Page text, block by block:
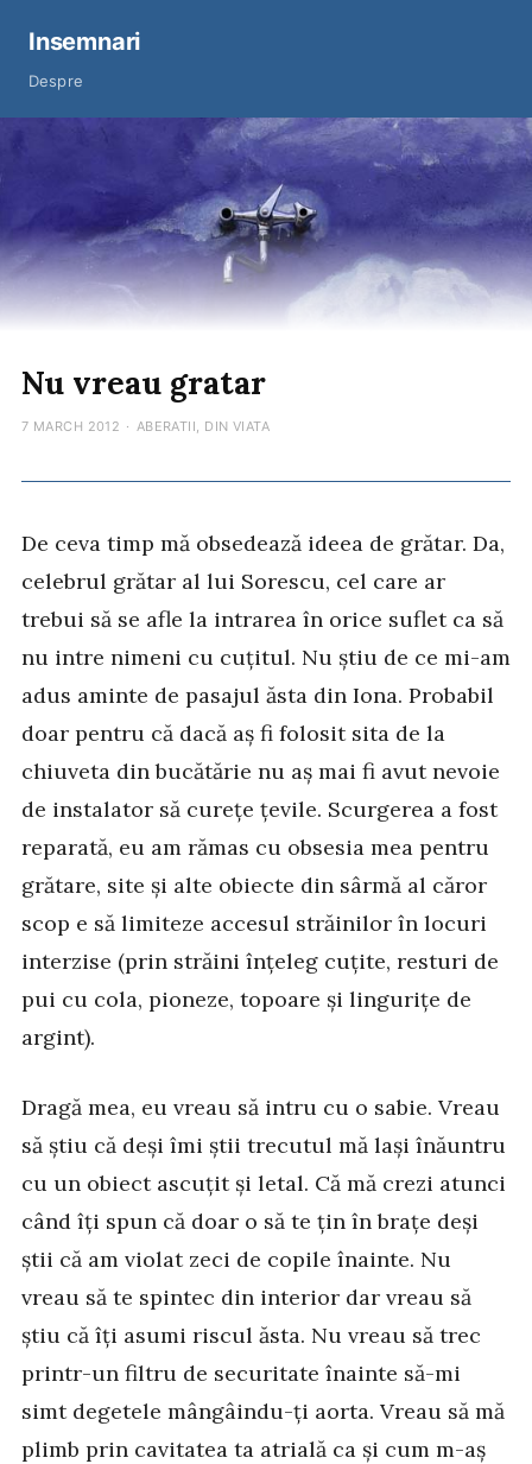
Insemnari
Despre
Nu vreau gratar
7 MARCH 2012 · ABERATII, DIN VIATA
De ceva timp mă obsedează ideea de grătar. Da,
celebrul grătar al lui Sorescu, cel care ar
trebui să se afle la intrarea în orice suflet ca să
nu intre nimeni cu cuțitul. Nu știu de ce mi-am
adus aminte de pasajul ăsta din Iona. Probabil
doar pentru că dacă aș fi folosit sita de la
chiuveta din bucătărie nu aș mai fi avut nevoie
de instalator să curețe țevile. Scurgerea a fost
reparată, eu am rămas cu obsesia mea pentru
grătare, site și alte obiecte din sârmă al căror
scop e să limiteze accesul străinilor în locuri
interzise (prin străini înțeleg cuțite, resturi de
pui cu cola, pioneze, topoare și lingurițe de
argint).
Dragă mea, eu vreau să intru cu o sabie. Vreau
să știu că deși îmi știi trecutul mă lași înăuntru
cu un obiect ascuțit și letal. Că mă crezi atunci
când îți spun că doar o să te țin în brațe deși
știi că am violat zeci de copile înainte. Nu
vreau să te spintec din interior dar vreau să
știu că îți asumi riscul ăsta. Nu vreau să trec
printr-un filtru de securitate înainte să-mi
simt degetele mângâindu-ți aorta. Vreau să mă
plimb prin cavitatea ta atrială ca și cum m-aș